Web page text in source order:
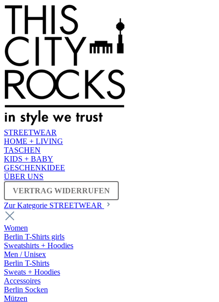
STREETWEAR
HOME + LIVING
TASCHEN
KIDS + BABY
GESCHENKIDEE
ÜBER UNS
VERTRAG WIDERRUFEN
Zur Kategorie STREETWEAR
Women
Berlin T-Shirts girls
Sweatshirts + Hoodies
Men / Unisex
Berlin T-Shirts
Sweats + Hoodies
Accessoires
Berlin Socken
Mützen